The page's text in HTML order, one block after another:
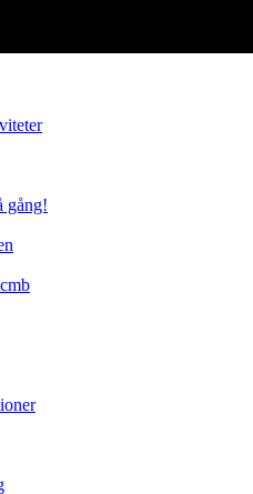
gång!